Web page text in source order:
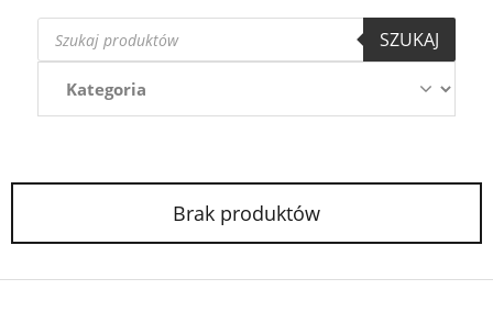
Wyszukiwarka
produktów
SZUKAJ
Brak produktów